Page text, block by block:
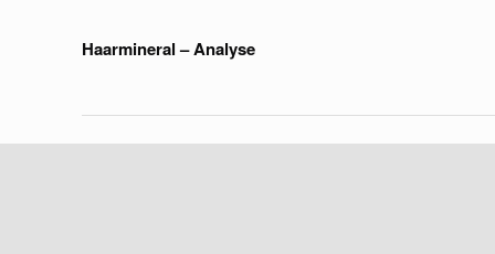
Haarmineral – Analyse